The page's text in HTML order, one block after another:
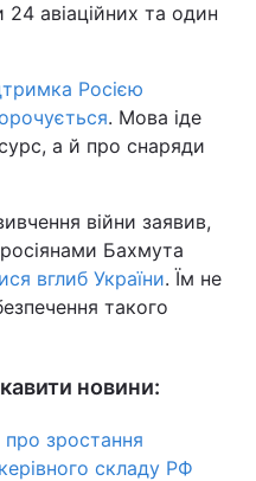
24 авіаційних та один
Росією
. Мова іде
а й про снаряди
війни заявив,
Бахмута
вглиб України. Їм не
такого
новини:
про зростання
складу РФ